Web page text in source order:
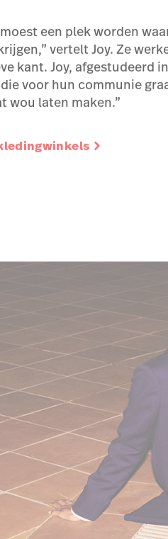
moest een plek worden
vertelt Joy. Ze
kant. Joy, afgestudeerd
voor hun communie
wou laten maken.”